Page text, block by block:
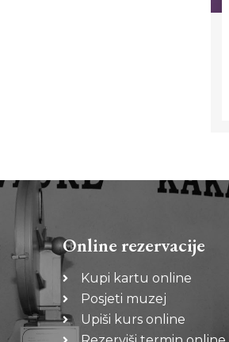
Online rezervacije
Kupi kartu online
Posjeti muzej
Upiši kurs online